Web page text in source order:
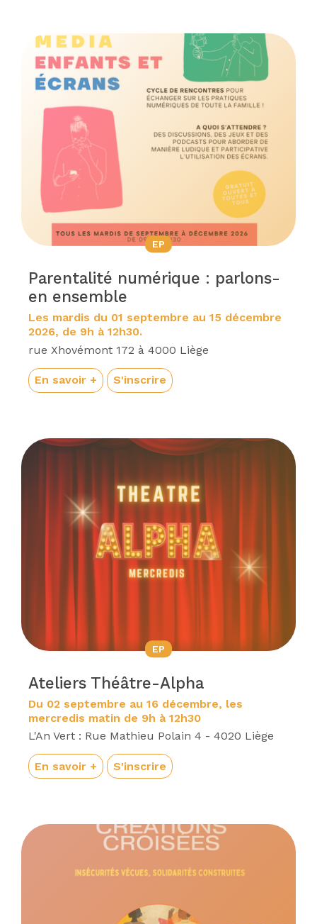
EP
Parentalité numérique : parlons-
en ensemble
Les mardis du 01 septembre au 15 décembre
2026, de 9h à 12h30.
rue Xhovémont 172 à 4000 Liège
En savoir + S'inscrire
EP
Ateliers Théâtre-Alpha
Du 02 septembre au 16 décembre, les
mercredis matin de 9h à 12h30
L'An Vert : Rue Mathieu Polain 4 - 4020 Liège
En savoir + S'inscrire